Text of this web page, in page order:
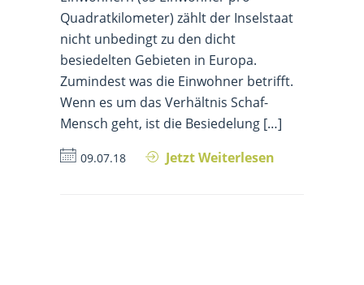
Quadratkilometer) zählt der Inselstaat
nicht unbedingt zu den dicht
besiedelten Gebieten in Europa.
Zumindest was die Einwohner betrifft.
Wenn es um das Verhältnis Schaf-
Mensch geht, ist die Besiedelung […]
09.07.18 Jetzt Weiterlesen